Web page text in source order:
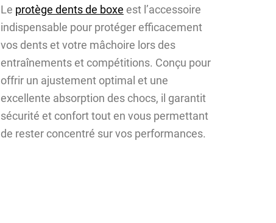
Le protège dents de boxe est l’accessoire
indispensable pour protéger efficacement
vos dents et votre mâchoire lors des
entraînements et compétitions. Conçu pour
offrir un ajustement optimal et une
excellente absorption des chocs, il garantit
sécurité et confort tout en vous permettant
de rester concentré sur vos performances.